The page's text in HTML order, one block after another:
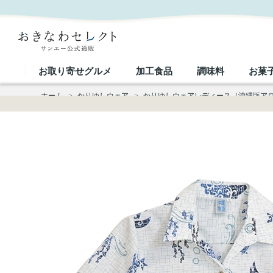
お取り寄せグルメ 加工食品 調味料 お菓
ホーム > かりゆしウェア > かりゆしウェアレディース（沖縄版ア